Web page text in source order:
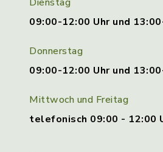
09:00-12:00 Uhr und
Donnerstag
09:00-12:00 Uhr und
Mittwoch und Freitag
telefonisch 09:00 - 12:00